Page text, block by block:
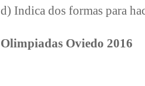
d) Indica dos formas para
Olimpiadas Oviedo 2016